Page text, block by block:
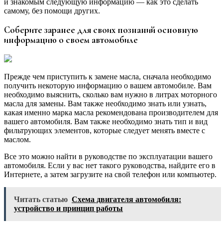
и знакомым следующую информацию — как это сделать
самому, без помощи других.
Соберите заранее для своих познаний основную
информацию о своем автомобиле
Прежде чем приступить к замене масла, сначала необходимо
получить некоторую информацию о вашем автомобиле. Вам
необходимо выяснить, сколько вам нужно в литрах моторного
масла для замены. Вам также необходимо знать или узнать,
какая именно марка масла рекомендована производителем для
вашего автомобиля. Вам также необходимо знать тип и вид
фильтрующих элементов, которые следует менять вместе с
маслом.
Все это можно найти в руководстве по эксплуатации вашего
автомобиля. Если у вас нет такого руководства, найдите его в
Интернете, а затем загрузите на свой телефон или компьютер.
Читать статью Схема двигателя автомобиля:
устройство и принцип работы